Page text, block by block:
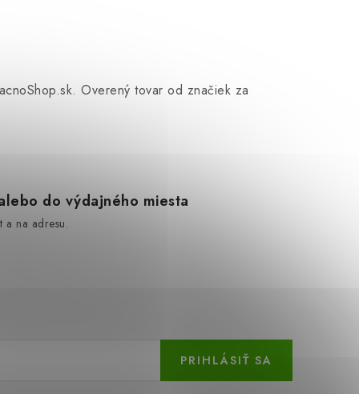
Overený tovar od značiek za
do výdajného miesta
na adresu.
PRIHLÁSIŤ SA